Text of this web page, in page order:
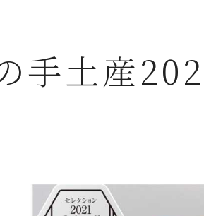
プ
▶ 公式ホ
守半品質
手土産